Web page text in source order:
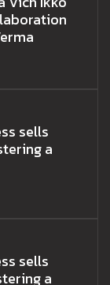
sells
a
sells
a